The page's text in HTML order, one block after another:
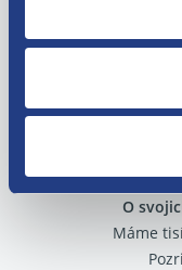
Seat Cordoba II
Seat Altea 1.9 TDI
Volkswagen Polo
Volkswagen
Volkswagen Jetta
Volkswagen Golf
Volkswagen FOX
Volkswagen Bora
Volkswagen
Tovar
O
Máme